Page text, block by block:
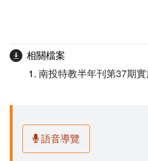
相關檔案
南投特教半年刊第37期
語音導覽